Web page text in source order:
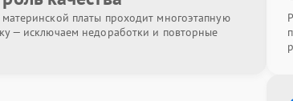
платы проходит многоэтапную
— исключаем недоработки и повторные